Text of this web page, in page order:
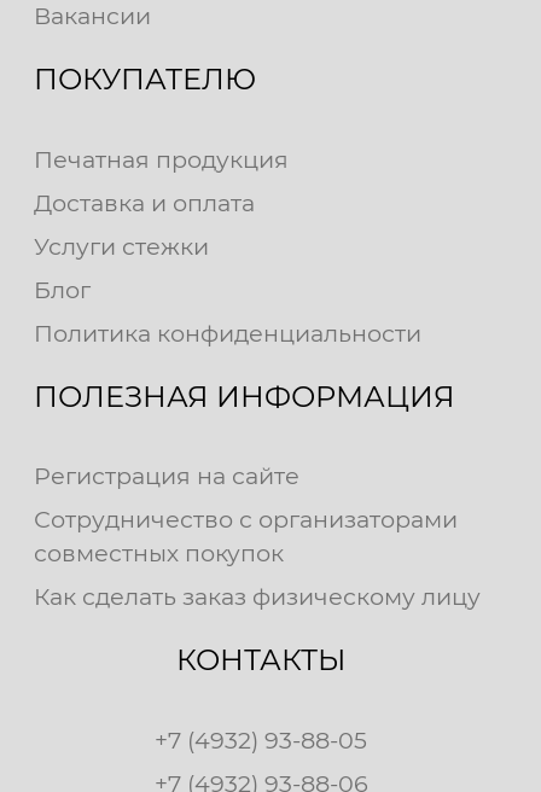
Вакансии
ПОКУПАТЕЛЮ
Печатная продукция
Доставка и оплата
Услуги стежки
Блог
Политика конфиденциальности
ПОЛЕЗНАЯ ИНФОРМАЦИЯ
Регистрация на сайте
Сотрудничество с организаторами
совместных покупок
Как сделать заказ физическому лицу
КОНТАКТЫ
+7 (4932) 93-88-05
+7 (4932) 93-88-06